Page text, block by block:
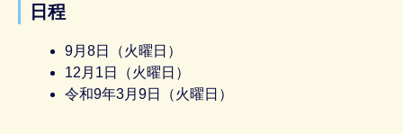
日程
9月8日（火曜日）
12月1日（火曜日）
令和9年3月9日（火曜日）